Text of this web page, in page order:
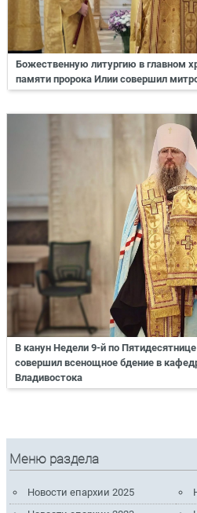
Божественную литургию в главном
памяти пророка Илии совершил
В канун Недели 9-й по
совершил всенощное бдение в
Владивостока
Меню раздела
Новости епархии 2025